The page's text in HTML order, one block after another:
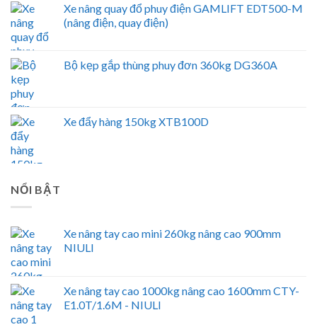
Xe nâng quay đổ phuy điện GAMLIFT EDT500-M
(nâng điện, quay điện)
Bộ kẹp gắp thùng phuy đơn 360kg DG360A
Xe đẩy hàng 150kg XTB100D
NỔI BẬT
Xe nâng tay cao mini 260kg nâng cao 900mm
NIULI
Xe nâng tay cao 1000kg nâng cao 1600mm CTY-
E1.0T/1.6M - NIULI